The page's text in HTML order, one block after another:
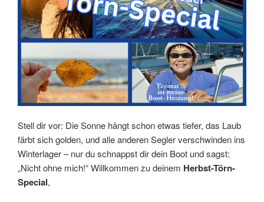
Stell dir vor: Die Sonne hängt schon etwas tiefer, das Laub
färbt sich golden, und alle anderen Segler verschwinden ins
Winterlager – nur du schnappst dir dein Boot und sagst:
„Nicht ohne mich!“ Willkommen zu deinem Herbst-Törn-
Special,